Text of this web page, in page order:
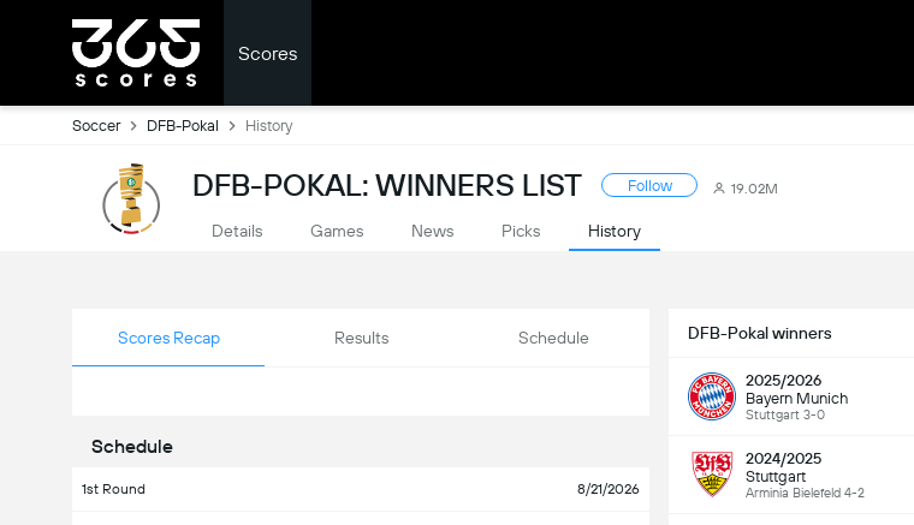
Scores
Soccer DFB-Pokal History
DFB-POKAL: WINNERS LIST Follow 19.02M
Details Games News Picks History
Scores Recap Results Schedule
Schedule
1st Round 8/21/2026
DFB-Pokal winners
2025/2026
Bayern Munich
Stuttgart 3-0
2024/2025
Stuttgart
Arminia Bielefeld 4-2